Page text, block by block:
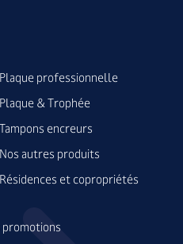
Plaque professionnelle
Plaque & Trophée
Tampons encreurs
Nos autres produits
Résidences et copropriétés
promotions